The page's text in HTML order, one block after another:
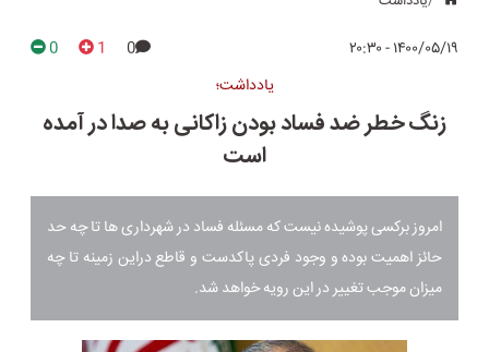
۱۴۰۰/۰۵/۱۹ - ۲۰:۳۰ 0
1
0
یادداشت؛
زنگ خطر ضد فساد بودن زاکانی به صدا در آمده
است
امروز برکسی پوشیده نیست که مسئله فساد در شهرداری ها تا چه حد
حائز اهمیت بوده و وجود فردی پاکدست و قاطع دراین زمینه تا چه
میزان موجب تغییر در این رویه خواهد شد.